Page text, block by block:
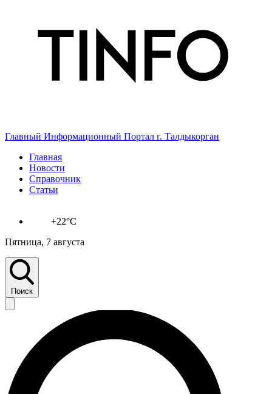
Главный Информационный Портал г. Талдыкорган
Главная
Новости
Справочник
Статьи
+22°C
Пятница, 7 августа
Поиск